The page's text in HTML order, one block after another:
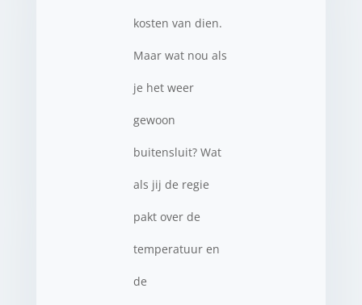
kosten van dien.
Maar wat nou als
je het weer
gewoon
buitensluit? Wat
als jij de regie
pakt over de
temperatuur en
de